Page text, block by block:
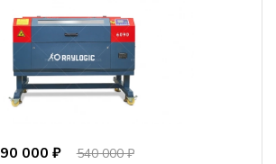
000 ₽
540 000 ₽